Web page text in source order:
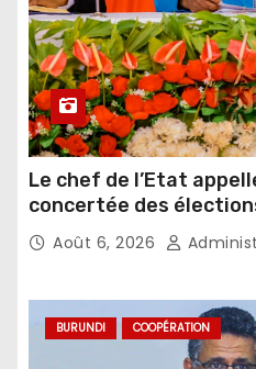
Le chef de l’Etat
concertée des
Août 6, 2026
BURUNDI COOPÉRATION